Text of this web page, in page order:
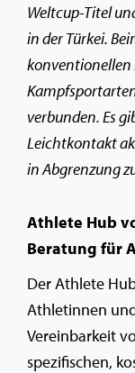
Weltcup-Titel
in der Türkei.
konventionellen
verbunden. Es
Leichtkontakt
in Abgrenzung
Athlete Hub
Beratung für
Der Athlete
Athletinnen
Vereinbarkeit
spezifischen,